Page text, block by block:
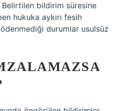
Belirtilen bildirim süresine
hukuka aykırı fesih
durumlar usulsüz